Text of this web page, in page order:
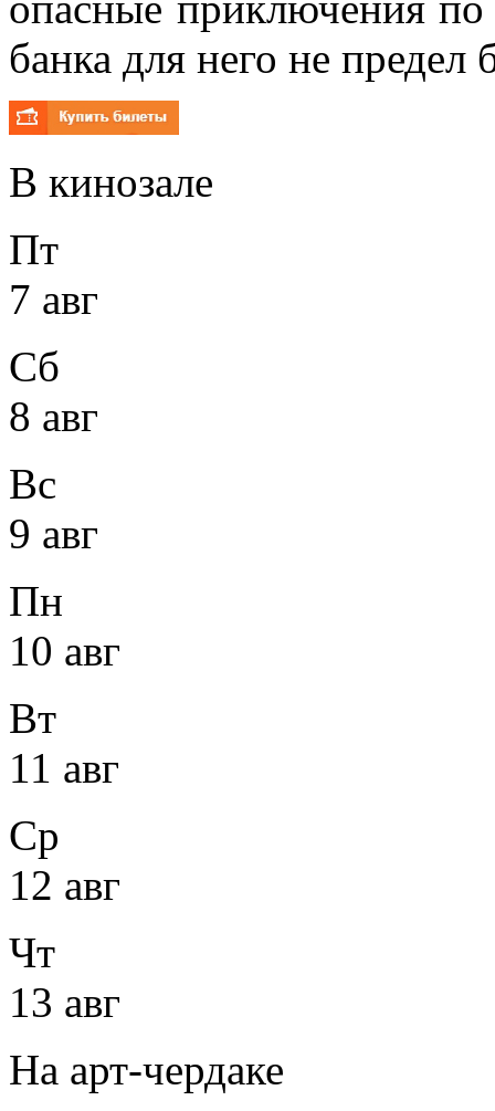
банка для него не предел
В кинозале
Пт
7 авг
Сб
8 авг
Вс
9 авг
Пн
10 авг
Вт
11 авг
Ср
12 авг
Чт
13 авг
На арт-чердаке